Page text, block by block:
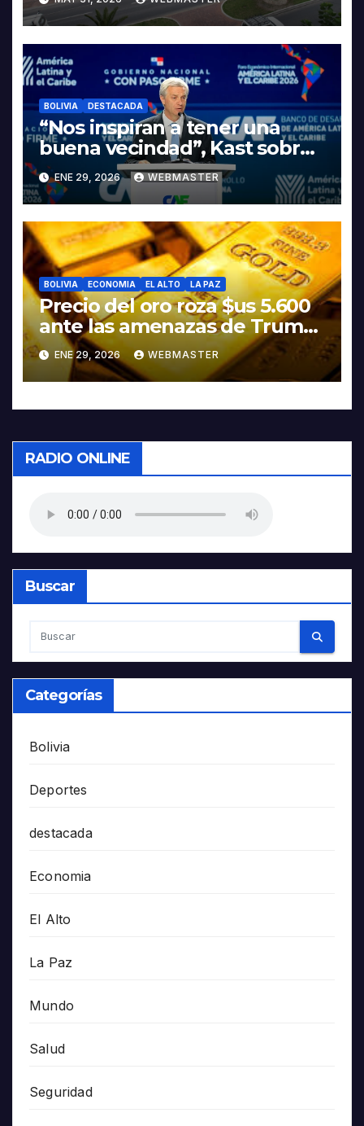
LA ELECTROMOVILIDAD Y LA
INDUSTRIALIZACIÓN DEL
LITIO
BOLIVIA DESTACADA
“Nos inspiran a tener una
buena vecindad”, Kast sobre
discurso del presidente
Rodrigo Paz
ENE 29, 2026 WEBMASTER
BOLIVIA ECONOMIA EL ALTO LA PAZ
Precio del oro roza $us 5.600
ante las amenazas de Trump
contra Irán
ENE 29, 2026 WEBMASTER
RADIO ONLINE
Buscar
Categorías
Bolivia
Deportes
destacada
Economia
El Alto
La Paz
Mundo
Salud
Seguridad